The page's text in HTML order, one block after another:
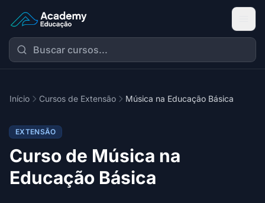
Academy Extensão
Início Cursos de Extensão Música na Educação Básica
EXTENSÃO
Curso de Música na
Educação Básica